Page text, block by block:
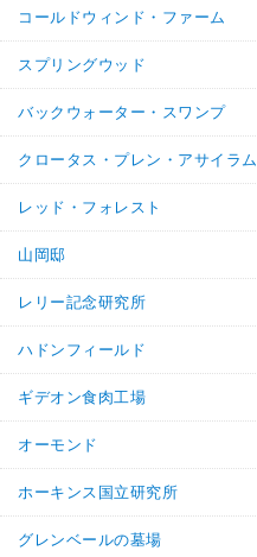
コールドウィンド・ファーム
スプリングウッド
バックウォーター・スワンプ
クロータス・プレン・アサイラム
レッド・フォレスト
山岡邸
レリー記念研究所
ハドンフィールド
ギデオン食肉工場
オーモンド
ホーキンス国立研究所
グレンベールの墓場